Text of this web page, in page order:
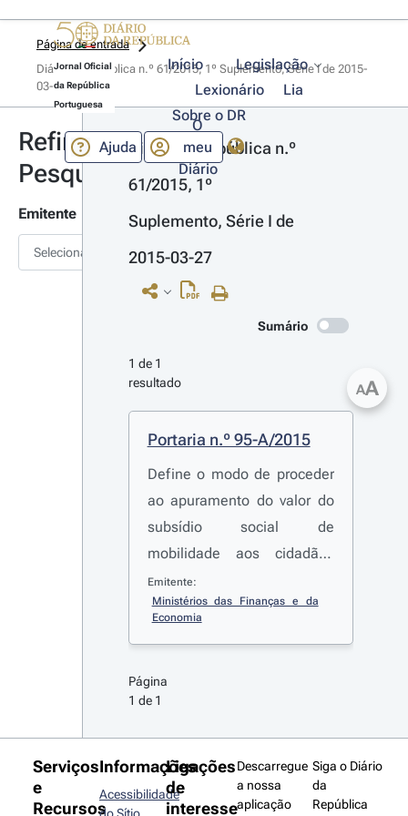
Jornal Oficial
da República
Portuguesa
Início
Legislação
Lexionário
Lia
Sobre o DR
Ajuda
O
meu
Diário
Página de entrada
Diário da República n.º 61/2015, 1º Suplemento, Série I de 2015-
03-27
Refinar
Pesquisa
Emitente
Selecionar
Diário da República n.º
61/2015, 1º
Suplemento, Série I de
2015-03-27
Sumário
1 de 1
resultado
Portaria n.º 95-A/2015
Define o modo de proceder
ao apuramento do valor do
subsídio social de
mobilidade aos cidadãos
beneficiários, no âmbito dos
serviços aéreos entre o
entre esta e a Região
Autónoma da Madeira
Emitente:
Ministérios das Finanças e da
Economia
Página
1 de 1
AA
Serviços
e
Recursos
Informações
Acessibilidade
Ligações
de
interesse
Descarregue
a nossa
aplicação
Siga o Diário
da
República